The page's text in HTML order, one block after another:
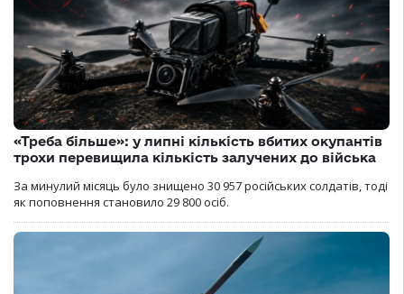
«Треба більше»: у липні кількість вбитих окупантів
трохи перевищила кількість залучених до війська
За минулий місяць було знищено 30 957 російських солдатів, тоді
як поповнення становило 29 800 осіб.